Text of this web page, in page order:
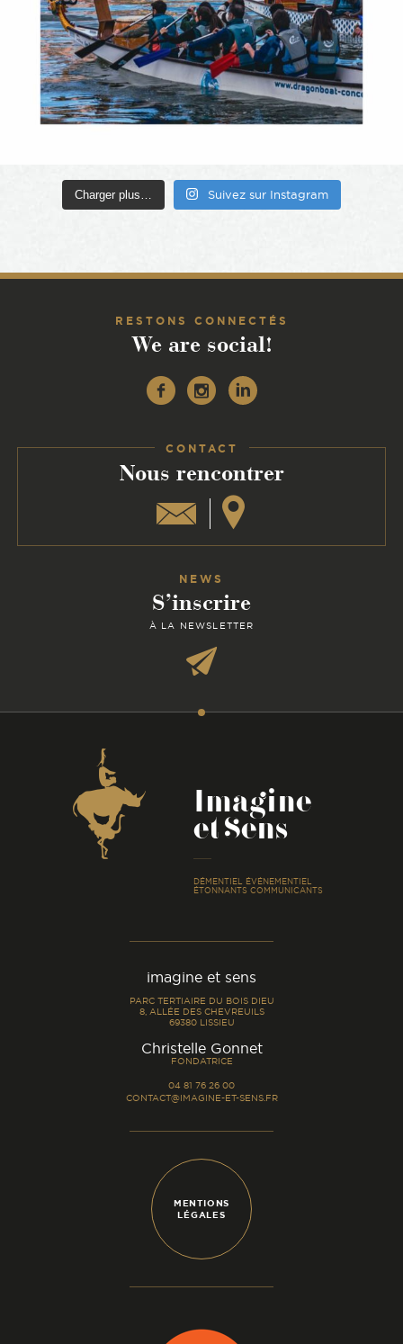
Charger plus… Suivez sur Instagram
RESTONS CONNECTÉS
We are social!
CONTACT
Nous rencontrer
NEWS
S’inscrire
À LA NEWSLETTER
Coordonnées
Imagine
et Sens
DÉMENTIEL ÉVÉNEMENTIEL
ÉTONNANTS COMMUNICANTS
imagine et sens
PARC TERTIAIRE DU BOIS DIEU
8, ALLÉE DES CHEVREUILS
69380 LISSIEU
Christelle Gonnet-
FONDATRICE
04 81 76 26 00
CONTACT@IMAGINE-ET-SENS.FR
MENTIONS
LÉGALES